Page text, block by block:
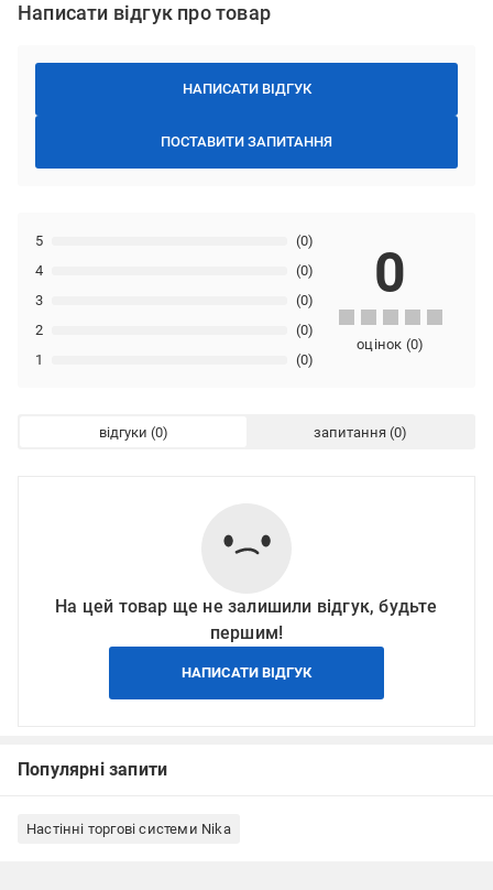
Написати відгук про товар
НАПИСАТИ ВІДГУК
ПОСТАВИТИ ЗАПИТАННЯ
1 (0)
2 (0)
3 (0)
4 (0)
5 (0)
0
оцінок (0)
відгуки запитання
На цей товар ще не залишили відгук, будьте
першим!
НАПИСАТИ ВІДГУК
Популярні запити
Настінні торгові системи Nika